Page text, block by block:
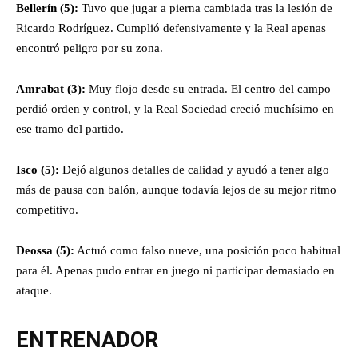
Bellerín (5): Tuvo que jugar a pierna cambiada tras la lesión de
Ricardo Rodríguez. Cumplió defensivamente y la Real apenas
encontró peligro por su zona.
Amrabat (3): Muy flojo desde su entrada. El centro del campo
perdió orden y control, y la Real Sociedad creció muchísimo en
ese tramo del partido.
Isco (5): Dejó algunos detalles de calidad y ayudó a tener algo
más de pausa con balón, aunque todavía lejos de su mejor ritmo
competitivo.
Deossa (5): Actuó como falso nueve, una posición poco habitual
para él. Apenas pudo entrar en juego ni participar demasiado en
ataque.
ENTRENADOR